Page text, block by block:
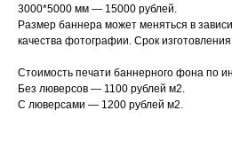
3000*5000 мм — 15000 рублей.
Размер баннера может меняться в
качества фотографии. Срок
Стоимость печати баннерного фона по
Без люверсов — 1100 рублей м2.
С люверсами — 1200 рублей м2.